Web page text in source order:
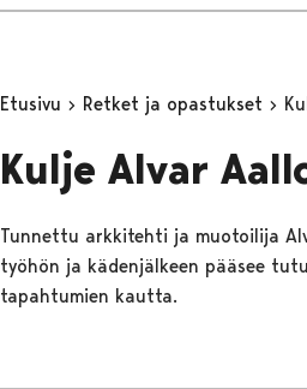
Etusivu Retket ja opastukset
Kulje Alvar
Tunnettu arkkitehti ja muotoilija
työhön ja kädenjälkeen pääsee
tapahtumien kautta.